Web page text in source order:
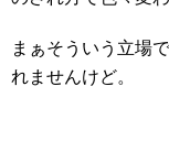
まぁそういう立場
れませんけど。